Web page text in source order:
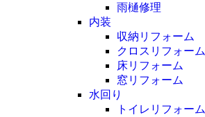
雨樋修理
内装
収納リフォーム
クロスリフォーム
床リフォーム
窓リフォーム
水回り
トイレリフォーム